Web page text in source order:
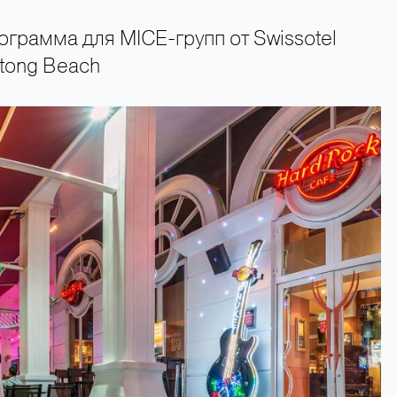
+66 89 009 50 00 — горячая линия поддержки туристов 24 часа в сутки
для MICE-групп от Swissotel
Beach